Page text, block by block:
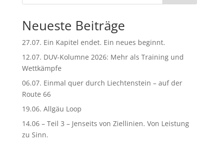
i
e
:
Neueste Beiträge
27.07. Ein Kapitel endet. Ein neues beginnt.
12.07. DUV-Kolumne 2026: Mehr als Training und
Wettkämpfe
06.07. Einmal quer durch Liechtenstein – auf der
Route 66
19.06. Allgäu Loop
14.06 – Teil 3 – Jenseits von Ziellinien. Von Leistung
zu Sinn.